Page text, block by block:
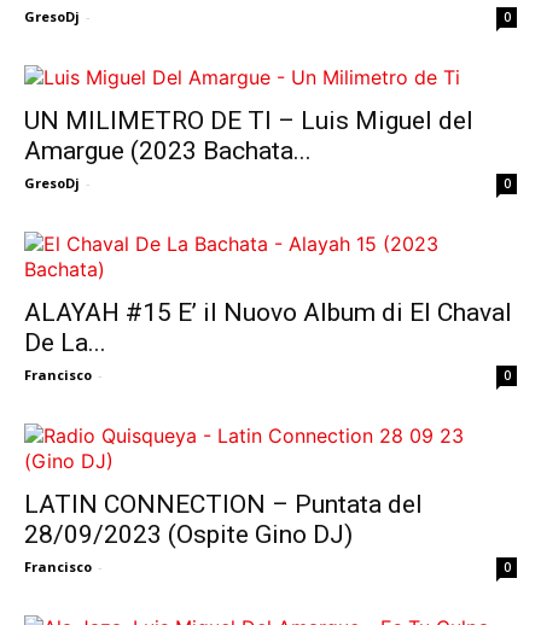
GresoDj - 0
UN MILIMETRO DE TI – Luis Miguel del
Amargue (2023 Bachata...
GresoDj - 0
ALAYAH #15 E’ il Nuovo Album di El Chaval
De La...
Francisco - 0
LATIN CONNECTION – Puntata del
28/09/2023 (Ospite Gino DJ)
Francisco - 0